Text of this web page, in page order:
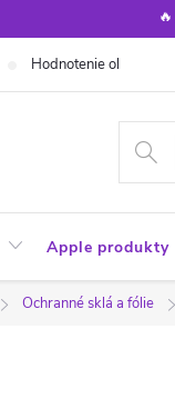
🔥
Hodnotenie obchodu
Apple produkty
Ochranné sklá a fólie